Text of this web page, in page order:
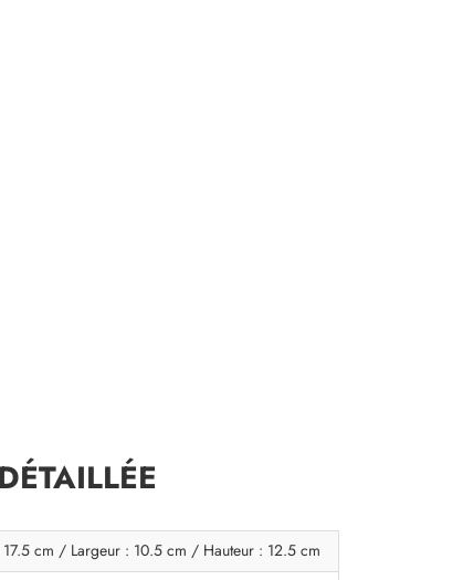
17.5 cm / Largeur : 10.5 cm / Hauteur : 12.5 cm